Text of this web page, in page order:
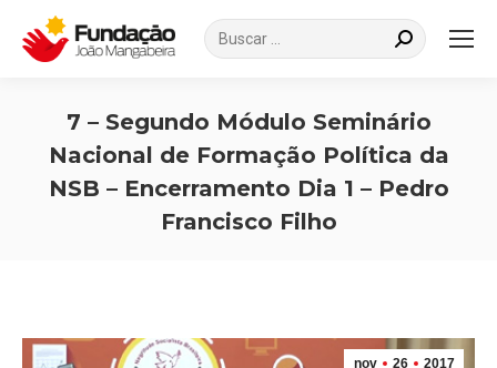
Search:
7 – Segundo Módulo Seminário
Nacional de Formação Política da
NSB – Encerramento Dia 1 – Pedro
Francisco Filho
nov 26 2017